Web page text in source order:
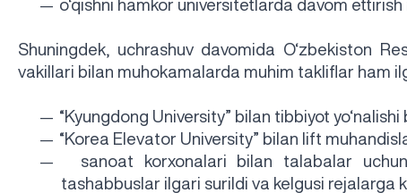
— o‘qishni hamkor universitetlarda davom
Shuningdek, uchrashuv davomida O‘zbekiston
vakillari bilan muhokamalarda muhim takliflar ham
— “Kyungdong University” bilan tibbiyot
— “Korea Elevator University” bilan lift
—
sanoat korxonalari bilan talabalar
tashabbuslar ilgari surildi va kelgusi rejalarga